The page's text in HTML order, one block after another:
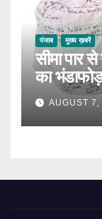
पंजाब मुख्य ख़बरें
सीमा पार
का भंडाफोड़
AUGUST